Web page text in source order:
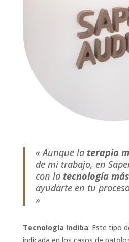
« Aunque la terapia
de mi trabajo, en
con la tecnología
ayudarte en tu
»
Tecnología Indiba: Este tipo